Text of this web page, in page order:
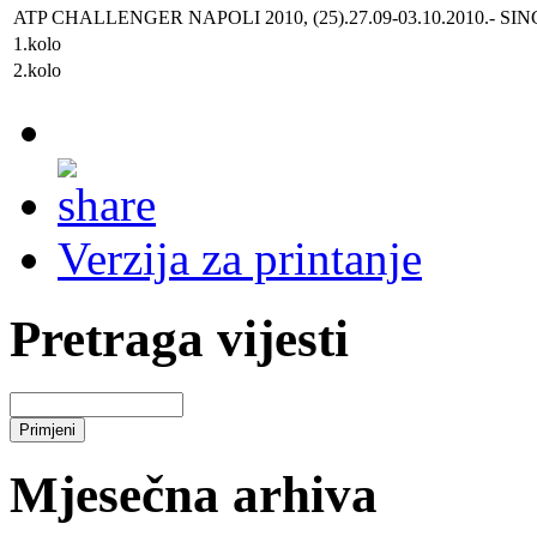
ATP CHALLENGER NAPOLI 2010, (25).27.09-03.10.2010.-
1.kolo
2.kolo
Verzija za printanje
Pretraga vijesti
Mjesečna arhiva